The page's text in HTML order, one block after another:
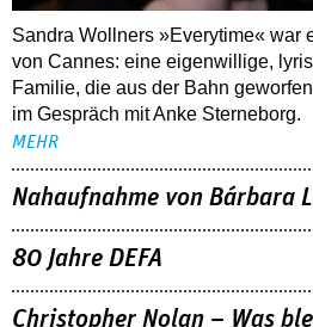
Sandra Wollners »Everytime« war
von Cannes: eine eigenwillige,
Familie, die aus der Bahn
im Gespräch mit Anke Sterneborg.
MEHR
Nahaufnahme von Bárbara
80 Jahre DEFA
Christopher Nolan – Was